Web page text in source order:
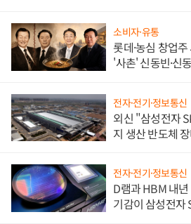
소비자·유통
롯데·농심 창업
'사촌' 신동빈·신
전자·전기·정보통신
외신 "삼성전자
지 생산 반도체
전자·전기·정보통신
D램과 HBM 내
기감이 삼성전자